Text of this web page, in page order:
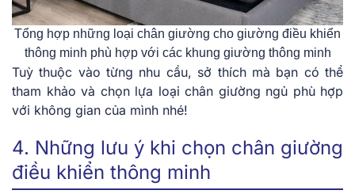
Tổng hợp những loại chân giường cho giường điều khiển
thông minh phù hợp với các khung giường thông minh
Tuỳ thuộc vào từng nhu cầu, sở thích mà bạn có thể
tham khảo và chọn lựa loại chân giường ngủ phù hợp
với không gian của mình nhé!
4. Những lưu ý khi chọn chân giường
điều khiển thông minh